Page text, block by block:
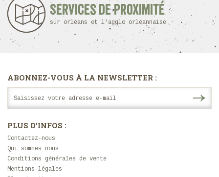
Services de proximité
sur orléans et l'agglo orléannaise
ABONNEZ-VOUS À LA NEWSLETTER :
PLUS D'INFOS :
Contactez-nous
Qui sommes nous
Conditions générales de vente
Mentions légales